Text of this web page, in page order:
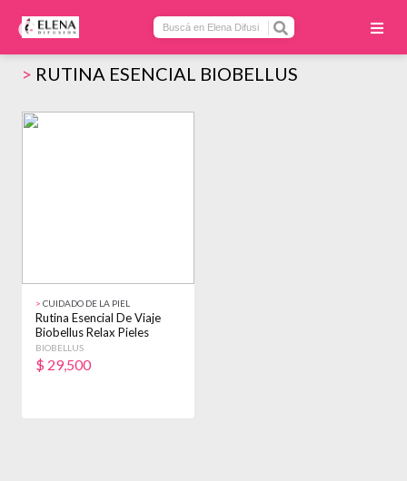
> RUTINA ESENCIAL BIOBELLUS
> CUIDADO DE LA PIEL
Rutina Esencial De Viaje
Biobellus Relax Pieles
Sensibles
BIOBELLUS
$ 29,500